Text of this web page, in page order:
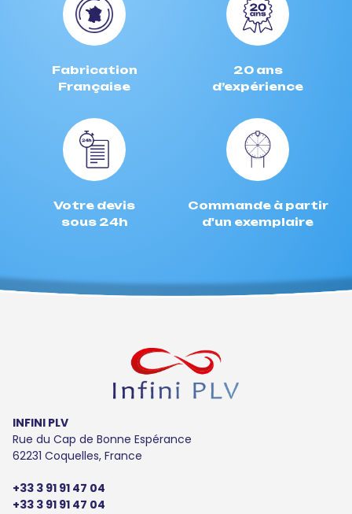
Fabrication
Française
20 ans
d’expérience
Votre devis
sous 24h
Commande à partir
d'un exemplaire
INFINI PLV
Rue du Cap de Bonne Espérance
62231 Coquelles, France
+33 3 91 91 47 04
+33 3 91 91 47 04